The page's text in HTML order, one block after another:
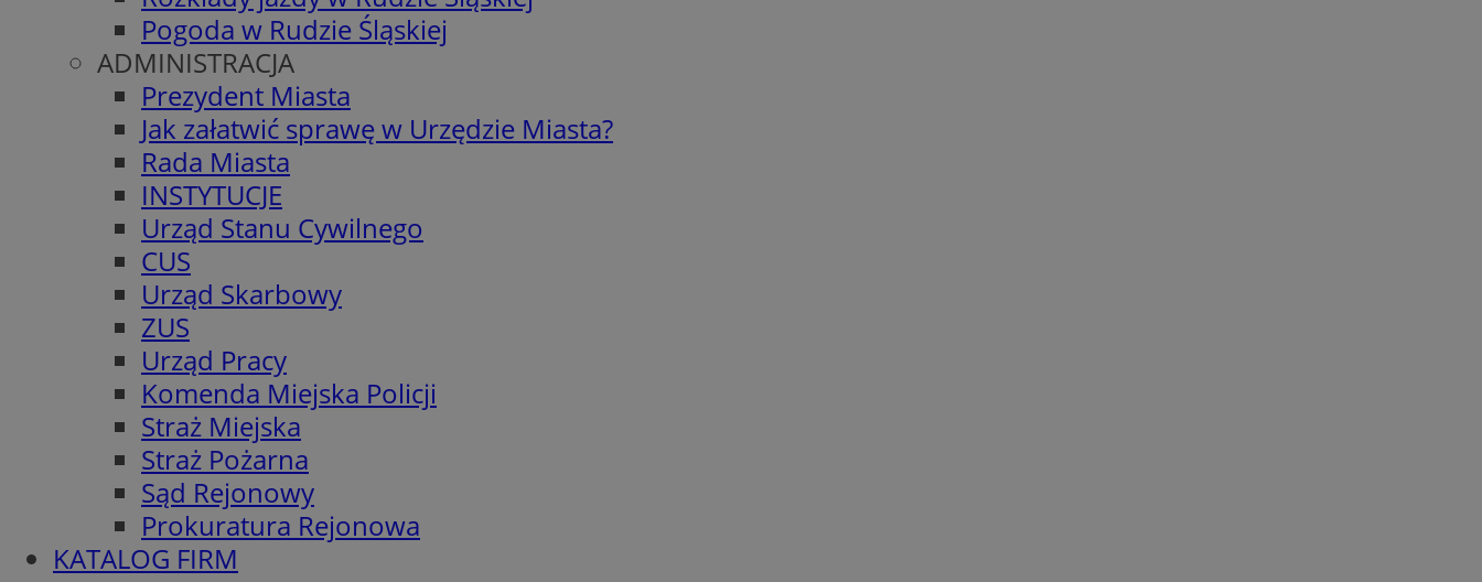
Pogoda w Rudzie Śląskiej
ADMINISTRACJA
Prezydent Miasta
Jak załatwić sprawę w Urzędzie Miasta?
Rada Miasta
INSTYTUCJE
Urząd Stanu Cywilnego
CUS
Urząd Skarbowy
ZUS
Urząd Pracy
Komenda Miejska Policji
Straż Miejska
Straż Pożarna
Sąd Rejonowy
Prokuratura Rejonowa
KATALOG FIRM